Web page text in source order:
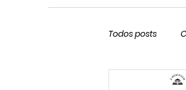
Todos posts